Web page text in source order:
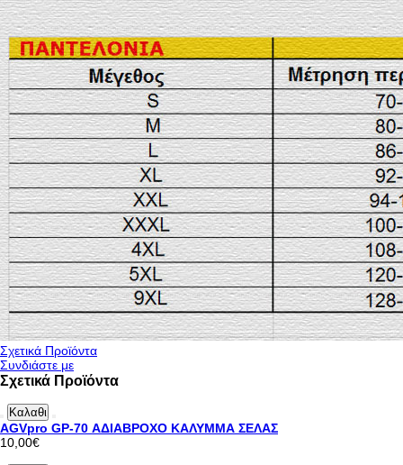
Σχετικά Προϊόντα
Συνδιάστε με
Σχετικά Προϊόντα
Καλαθι
AGVpro GP-70 ΑΔΙΑΒΡΟΧΟ ΚΑΛΥΜΜΑ ΣΕΛΑΣ
10,00€